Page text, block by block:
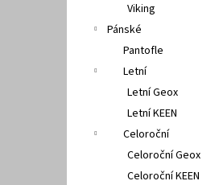
Viking
Pánské
Pantofle
Letní
Letní Geox
Letní KEEN
Celoroční
Celoroční Geox
Celoroční KEEN